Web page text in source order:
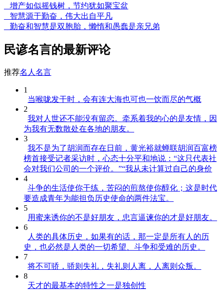
增产如似摇钱树，节约犹如聚宝盆
智慧源于勤奋，伟大出自平凡
勤奋和智慧是双胞胎，懒惰和愚蠢是亲兄弟
民谚名言的最新评论
推荐名人名言
1
当喉咙发干时，会有连大海也可也一饮而尽的气概
2
我对人世还不能没有留恋。牵系着我的心的是友情，因
为我有无数散处在各地的朋友。
3
我不是为了胡润而存在日前，黄光裕就蝉联胡润百富榜
榜首接受记者采访时，心态十分平和地说：“这只代表社
会对我们公司的一个评价。”“我从未计算过自己的身价
4
斗争的生活使你干练，苦闷的煎熬使你醇化；这是时代
要造成青年为能担负历史使命的两件法宝。
5
用蜜来诱你的不是好朋友，忠言逼谏你的才是好朋友。
6
人类的具体历史，如果有的话，那一定是所有人的历
史，也必然是人类的一切希望、斗争和受难的历史。
7
将不可骄，骄则失礼，失礼则人离，人离则众叛。
8
天才的最基本的特性之一是独创性